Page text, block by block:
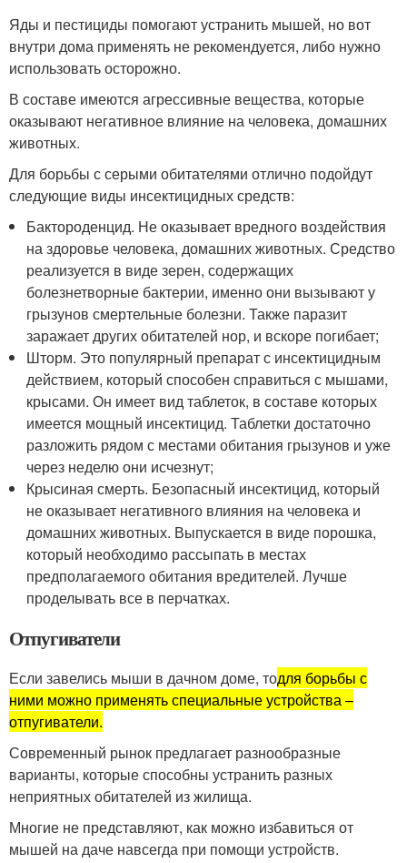
Яды и пестициды помогают устранить мышей, но вот
внутри дома применять не рекомендуется, либо нужно
использовать осторожно.
В составе имеются агрессивные вещества, которые
оказывают негативное влияние на человека, домашних
животных.
Для борьбы с серыми обитателями отлично подойдут
следующие виды инсектицидных средств:
Бактороденцид. Не оказывает вредного воздействия
на здоровье человека, домашних животных. Средство
реализуется в виде зерен, содержащих
болезнетворные бактерии, именно они вызывают у
грызунов смертельные болезни. Также паразит
заражает других обитателей нор, и вскоре погибает;
Шторм. Это популярный препарат с инсектицидным
действием, который способен справиться с мышами,
крысами. Он имеет вид таблеток, в составе которых
имеется мощный инсектицид. Таблетки достаточно
разложить рядом с местами обитания грызунов и уже
через неделю они исчезнут;
Крысиная смерть. Безопасный инсектицид, который
не оказывает негативного влияния на человека и
домашних животных. Выпускается в виде порошка,
который необходимо рассыпать в местах
предполагаемого обитания вредителей. Лучше
проделывать все в перчатках.
Отпугиватели
Если завелись мыши в дачном доме, тодля борьбы с
ними можно применять специальные устройства –
отпугиватели.
Современный рынок предлагает разнообразные
варианты, которые способны устранить разных
неприятных обитателей из жилища.
Многие не представляют, как можно избавиться от
мышей на даче навсегда при помощи устройств.